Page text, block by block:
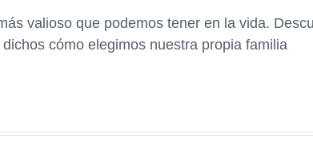
valioso que podemos tener en la vida.
cómo elegimos nuestra propia familia